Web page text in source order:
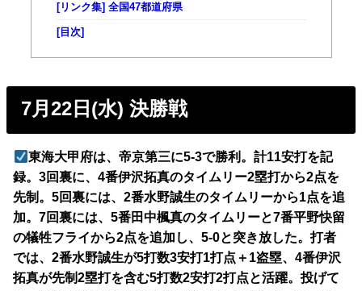
[リンク集] 全国47都道府県
[目次]
7月22日(水) 決勝戦
東海大甲府は、帝京第三に5-3で勝利。計11安打を記
録。3回裏に、4番伊沢拓真のタイムリー2塁打から2点を
先制。5回裏には、2番水野誠生のタイムリーから1点を追
加。7回裏には、5番田中楓真のタイムリーと7番平野快留
の犠牲フライから2点を追加し、5-0と突き放した。打者
では、2番水野誠生が5打数3安打1打点＋1盗塁、4番伊沢
拓真が先制2塁打を含む5打数2安打2打点と活躍。投げて